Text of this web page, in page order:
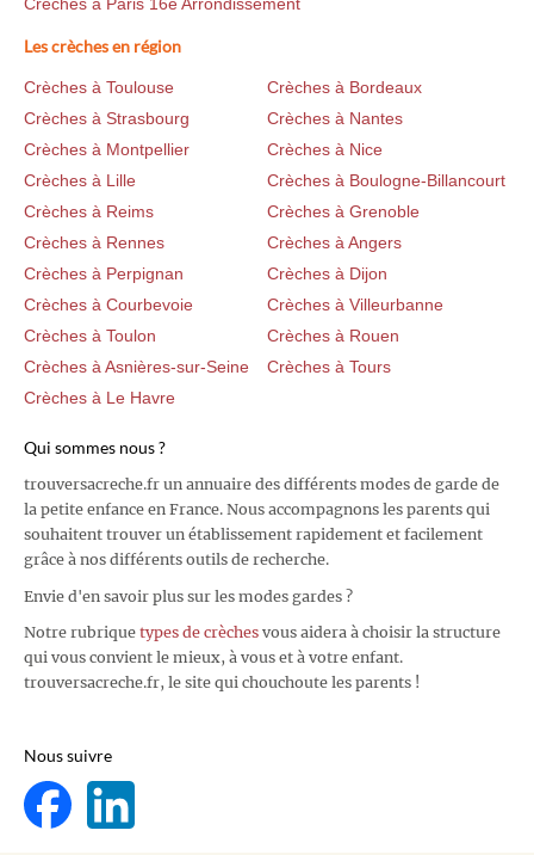
Les crèches en région
Crèches à Toulouse
Crèches à Bordeaux
Crèches à Strasbourg
Crèches à Nantes
Crèches à Montpellier
Crèches à Nice
Crèches à Lille
Crèches à Boulogne-Billancourt
Crèches à Reims
Crèches à Grenoble
Crèches à Rennes
Crèches à Angers
Crèches à Perpignan
Crèches à Dijon
Crèches à Courbevoie
Crèches à Villeurbanne
Crèches à Toulon
Crèches à Rouen
Crèches à Asnières-sur-Seine
Crèches à Tours
Crèches à Le Havre
Qui sommes nous ?
trouversacreche.fr un annuaire des différents modes de garde de
la petite enfance en France. Nous accompagnons les parents qui
souhaitent trouver un établissement rapidement et facilement
grâce à nos différents outils de recherche.
Envie d'en savoir plus sur les modes gardes ?
Notre rubrique types de crèches vous aidera à choisir la structure
qui vous convient le mieux, à vous et à votre enfant.
trouversacreche.fr, le site qui chouchoute les parents !
Nous suivre